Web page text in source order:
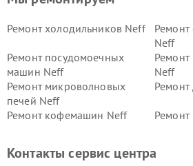
Ремонт холодильников Neff
Neff
Ремонт посудомоечных
машин Neff
Neff
Ремонт микроволновых
печей Neff
Ремонт кофемашин Neff
Контакты сервис центра